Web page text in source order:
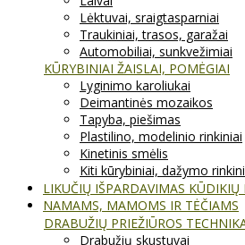
Lėktuvai, sraigtasparniai
Traukiniai, trasos, garažai
Automobiliai, sunkvežimiai
KŪRYBINIAI ŽAISLAI, POMĖGIAI
Lyginimo karoliukai
Deimantinės mozaikos
Tapyba, piešimas
Plastilino, modelinio rinkiniai
Kinetinis smėlis
Kiti kūrybiniai, dažymo
LIKUČIŲ IŠPARDAVIMAS KŪDIKIŲ
NAMAMS, MAMOMS IR TĖČIAMS
DRABUŽIŲ PRIEŽIŪROS
Drabužių skustuvai